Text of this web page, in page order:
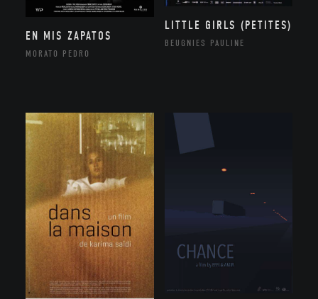
EN MIS ZAPATOS
MORATO PEDRO
LITTLE GIRLS (PETITES)
BEUGNIES PAULINE